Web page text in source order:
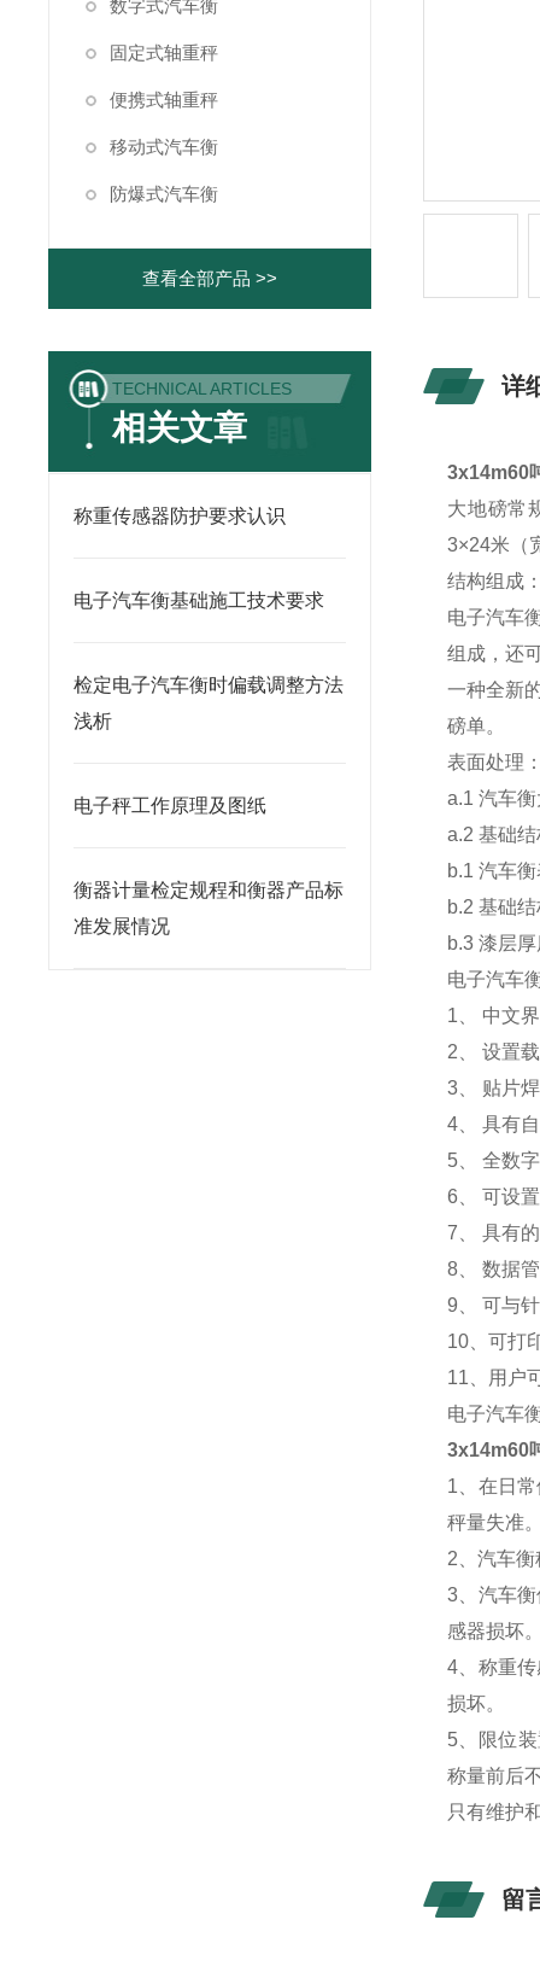
数字式汽车衡
固定式轴重秤
便携式轴重秤
移动式汽车衡
防爆式汽车衡
查看全部产品 >>
TECHNICAL ARTICLES
相关文章
称重传感器防护要求认识
电子汽车衡基础施工技术要求
检定电子汽车衡时偏载调整方法
浅析
电子秤工作原理及图纸
衡器计量检定规程和衡器产品标
准发展情况
详
3x14m60
大地磅常
3×24米（
结构组成
电子汽车
组成，还
一种全新
磅单。
表面处理
a.1 汽车
a.2 基础
b.1 汽
b.2 基础
b.3 漆层
电子汽车
1、 中文
2、 设置
3、 贴片
4、 具有
5、 全数
6、 可设
7、 具有
8、 数据
9、 可与
10、可打
11、用户
电子汽车
3x14m60
1、在日
秤量失准
2、汽车
3、汽车
感器损坏
4、称重
损坏。
5、限位
称量前后
只有维护
留